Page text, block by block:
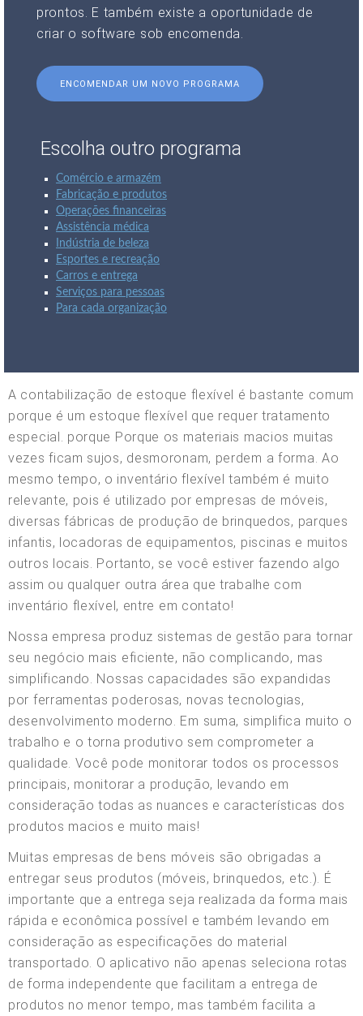
prontos. E também existe a oportunidade de
criar o software sob encomenda.
ENCOMENDAR UM NOVO PROGRAMA
Escolha outro programa
Comércio e armazém
Fabricação e produtos
Operações financeiras
Assistência médica
Indústria de beleza
Esportes e recreação
Carros e entrega
Serviços para pessoas
Para cada organização
A contabilização de estoque flexível é bastante comum
porque é um estoque flexível que requer tratamento
especial. porque Porque os materiais macios muitas
vezes ficam sujos, desmoronam, perdem a forma. Ao
mesmo tempo, o inventário flexível também é muito
relevante, pois é utilizado por empresas de móveis,
diversas fábricas de produção de brinquedos, parques
infantis, locadoras de equipamentos, piscinas e muitos
outros locais. Portanto, se você estiver fazendo algo
assim ou qualquer outra área que trabalhe com
inventário flexível, entre em contato!
Nossa empresa produz sistemas de gestão para tornar
seu negócio mais eficiente, não complicando, mas
simplificando. Nossas capacidades são expandidas
por ferramentas poderosas, novas tecnologias,
desenvolvimento moderno. Em suma, simplifica muito o
trabalho e o torna produtivo sem comprometer a
qualidade. Você pode monitorar todos os processos
principais, monitorar a produção, levando em
consideração todas as nuances e características dos
produtos macios e muito mais!
Muitas empresas de bens móveis são obrigadas a
entregar seus produtos (móveis, brinquedos, etc.). É
importante que a entrega seja realizada da forma mais
rápida e econômica possível e também levando em
consideração as especificações do material
transportado. O aplicativo não apenas seleciona rotas
de forma independente que facilitam a entrega de
produtos no menor tempo, mas também facilita a